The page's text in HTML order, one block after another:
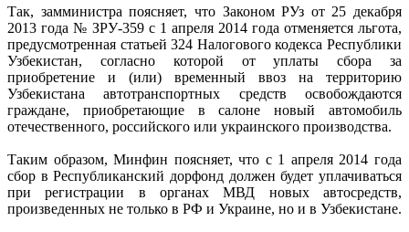
Так, замминистра поясняет, что Законом РУз от 25 декабря
2013 года № ЗРУ-359 с 1 апреля 2014 года отменяется льгота,
предусмотренная статьей 324 Налогового кодекса Республики
Узбекистан, согласно которой от уплаты сбора за
приобретение и (или) временный ввоз на территорию
Узбекистана автотранспортных средств освобождаются
граждане, приобретающие в салоне новый автомобиль
отечественного, российского или украинского производства.
Таким образом, Минфин поясняет, что с 1 апреля 2014 года
сбор в Республиканский дорфонд должен будет уплачиваться
при регистрации в органах МВД новых автосредств,
произведенных не только в РФ и Украине, но и в Узбекистане.